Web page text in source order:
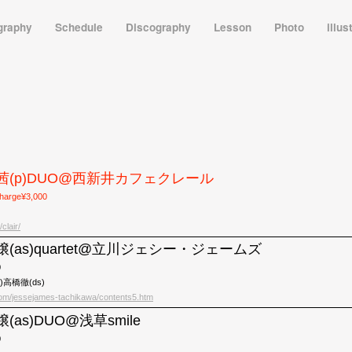
Schedule Discography Lesson Photo
(p)DUO@西新井カフェクレール
clair/
(as)quartet@立川ジェシー・ジェームズ
高橋徹(ds)
jessejames-tachikawa/contents5.htm
(as)DUO@浅草smile